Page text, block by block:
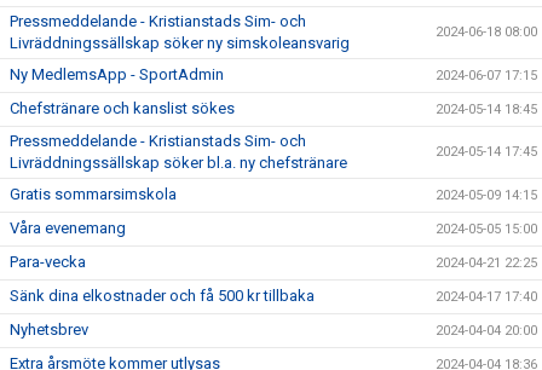
Pressmeddelande - Kristianstads Sim- och
Livräddningssällskap söker ny simskoleansvarig
2024-06-18 08:00
Ny MedlemsApp - SportAdmin 2024-06-07 17:15
Chefstränare och kanslist sökes 2024-05-14 18:45
Pressmeddelande - Kristianstads Sim- och
Livräddningssällskap söker bl.a. ny chefstränare
2024-05-14 17:45
Gratis sommarsimskola 2024-05-09 14:15
Våra evenemang 2024-05-05 15:00
Para-vecka 2024-04-21 22:25
Sänk dina elkostnader och få 500 kr tillbaka 2024-04-17 17:40
Nyhetsbrev 2024-04-04 20:00
Extra årsmöte kommer utlysas 2024-04-04 18:36